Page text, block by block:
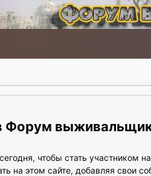
Форум
чтобы стать участником
на этом сайте, добавляя свои